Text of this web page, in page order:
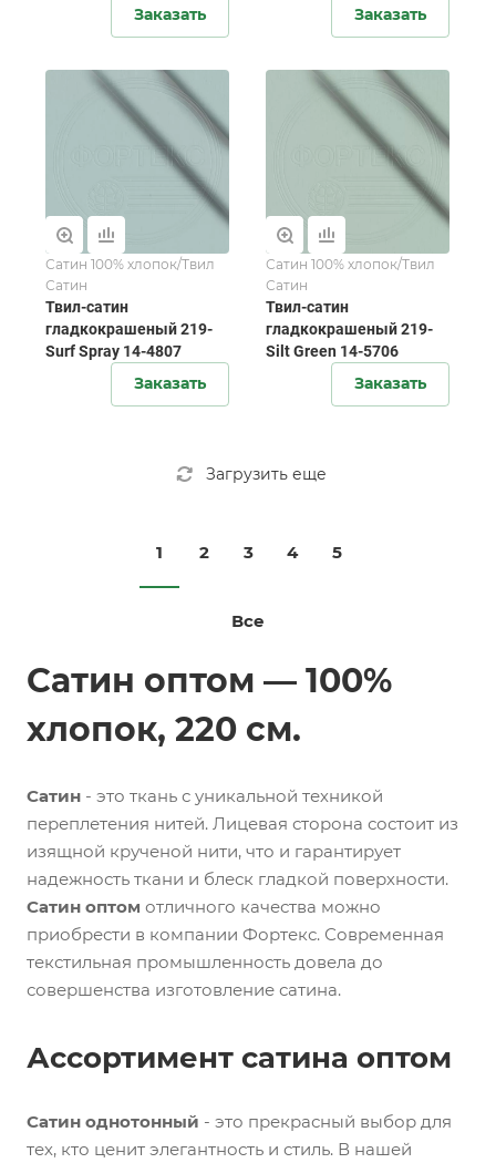
Заказать Заказать
Сатин 100% хлопок/Твил
Сатин
Твил-сатин
гладкокрашеный 219-
Surf Spray 14-4807
Заказать
Сатин 100% хлопок/Твил
Сатин
Твил-сатин
гладкокрашеный 219-
Silt Green 14-5706
Заказать
Загрузить еще
1 2 3 4 5
Все
Сатин оптом — 100%
хлопок, 220 см.
Сатин - это ткань с уникальной техникой
переплетения нитей. Лицевая сторона состоит из
изящной крученой нити, что и гарантирует
надежность ткани и блеск гладкой поверхности.
Сатин оптом отличного качества можно
приобрести в компании Фортекс. Современная
текстильная промышленность довела до
совершенства изготовление сатина.
Ассортимент сатина оптом
Сатин однотонный - это прекрасный выбор для
тех, кто ценит элегантность и стиль. В нашей